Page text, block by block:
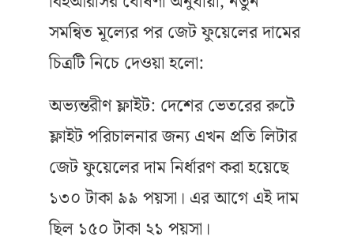
সমন্বিত মূল্যের পর জেট ফুয়েলের দামের
চিত্রটি নিচে দেওয়া হলো:
অভ্যন্তরীণ ফ্লাইট: দেশের ভেতরের রুটে
ফ্লাইট পরিচালনার জন্য এখন প্রতি লিটার
জেট ফুয়েলের দাম নির্ধারণ করা হয়েছে
১৩০ টাকা ৯৯ পয়সা। এর আগে এই দাম
ছিল ১৫০ টাকা ২১ পয়সা।